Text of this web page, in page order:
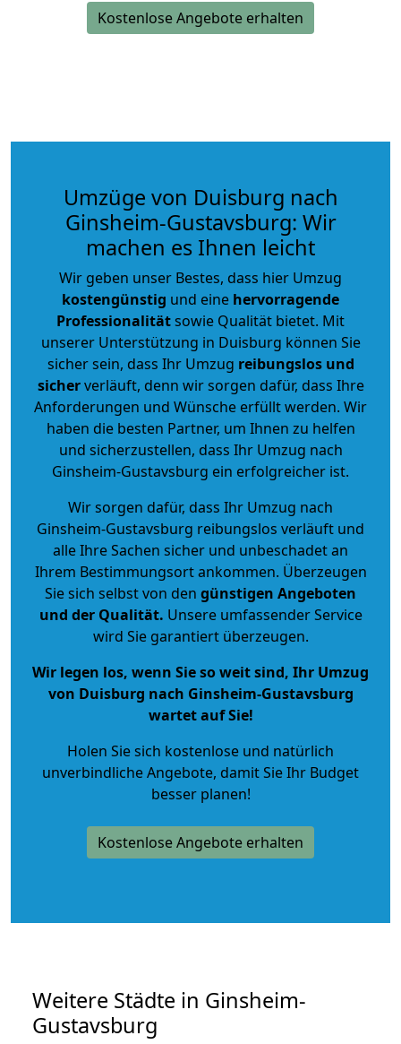
Kostenlose Angebote erhalten
Umzüge von Duisburg nach
Ginsheim-Gustavsburg: Wir
machen es Ihnen leicht
Wir geben unser Bestes, dass hier Umzug
kostengünstig und eine hervorragende
Professionalitätsowie Qualität bietet. Mit
unserer Unterstützung in Duisburg können Sie
sicher sein, dass Ihr Umzug reibungslos und
sicherverläuft, denn wir sorgen dafür, dass Ihre
Anforderungen und Wünsche erfüllt werden. Wir
haben die besten Partner, um Ihnen zu helfen
und sicherzustellen, dass Ihr Umzug nach
Ginsheim-Gustavsburg ein erfolgreicher ist.
Wir sorgen dafür, dass Ihr Umzug nach
Ginsheim-Gustavsburg reibungslos verläuft und
alle Ihre Sachen sicher und unbeschadet an
Ihrem Bestimmungsort ankommen. Überzeugen
Sie sich selbst von den günstigen Angeboten
und der Qualität. Unsere umfassender Service
wird Sie garantiert überzeugen.
Wir legen los, wenn Sie so weit sind, Ihr Umzug
von Duisburg nach Ginsheim-Gustavsburg
wartet auf Sie!
Holen Sie sich kostenlose und natürlich
unverbindliche Angebote, damit Sie Ihr Budget
besser planen!
Kostenlose Angebote erhalten
Weitere Städte in Ginsheim-
Gustavsburg